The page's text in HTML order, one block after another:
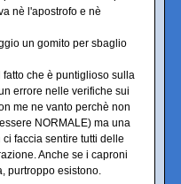
nè l'apostrofo e nè
un gomito per sbaglio
che è puntiglioso sulla
errore nelle verifiche sui
me ne vanto perchè non
NORMALE) ma una
faccia sentire tutti delle
Anche se i caproni
purtroppo esistono.